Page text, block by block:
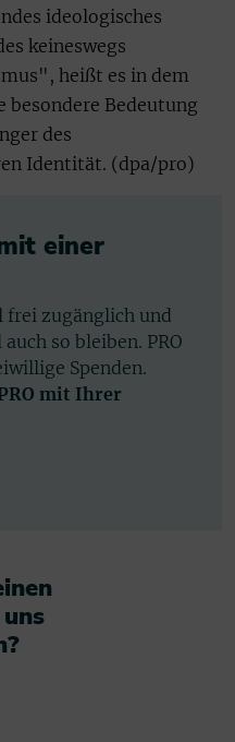
ideologisches
keineswegs
heißt es in dem
besondere Bedeutung
des
Identität. (dpa/pro)
einer
frei zugänglich und
so bleiben. PRO
Spenden.
mit Ihrer